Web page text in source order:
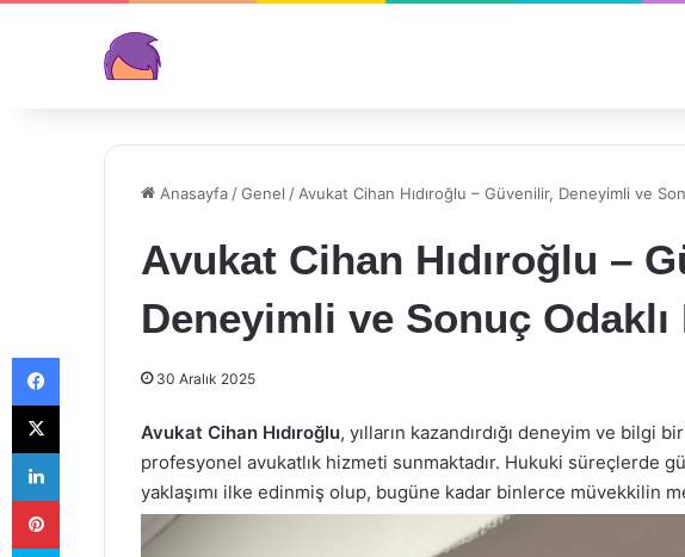
Anasayfa /Genel / Avukat Cihan Hıdıroğlu – Güvenilir, Deneyimli ve
Avukat Cihan Hıdıroğlu –
Deneyimli ve Sonuç
30 Aralık 2025
Avukat Cihan Hıdıroğlu, yılların kazandırdığı deneyim ve bilgi
profesyonel avukatlık hizmeti sunmaktadır. Hukuki süreçlerde
yaklaşımı ilke edinmiş olup, bugüne kadar binlerce müvekkilin
Facebook
X
LinkedIn
Pinterest
Skype